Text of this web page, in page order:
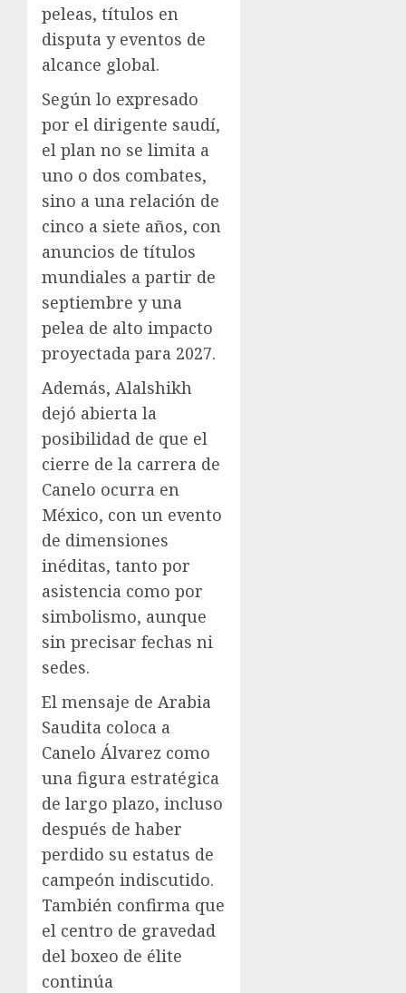
peleas, títulos en
disputa y eventos de
alcance global.
Según lo expresado
por el dirigente saudí,
el plan no se limita a
uno o dos combates,
sino a una relación de
cinco a siete años, con
anuncios de títulos
mundiales a partir de
septiembre y una
pelea de alto impacto
proyectada para 2027.
Además, Alalshikh
dejó abierta la
posibilidad de que el
cierre de la carrera de
Canelo ocurra en
México, con un evento
de dimensiones
inéditas, tanto por
asistencia como por
simbolismo, aunque
sin precisar fechas ni
sedes.
El mensaje de Arabia
Saudita coloca a
Canelo Álvarez como
una figura estratégica
de largo plazo, incluso
después de haber
perdido su estatus de
campeón indiscutido.
También confirma que
el centro de gravedad
del boxeo de élite
continúa